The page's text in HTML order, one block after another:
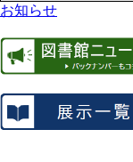
お知らせ